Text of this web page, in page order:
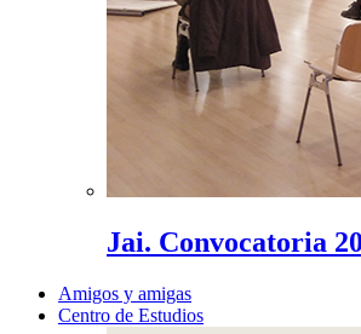
Jai. Convocatoria
Amigos y amigas
Centro de Estudios